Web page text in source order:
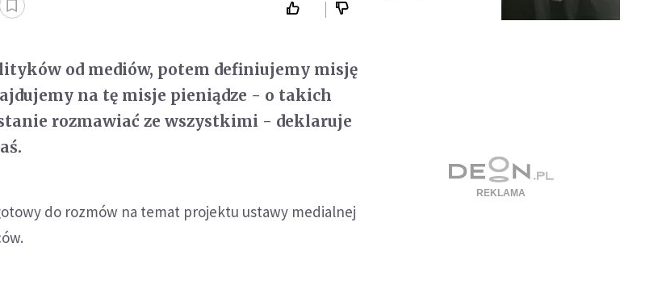
od mediów, potem definiujemy misję
na tę misje pieniądze - o takich
rozmawiać ze wszystkimi - deklaruje
do rozmów na temat projektu ustawy medialnej